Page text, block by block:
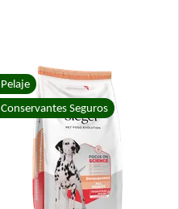
Pelaje
Conservantes Seguros